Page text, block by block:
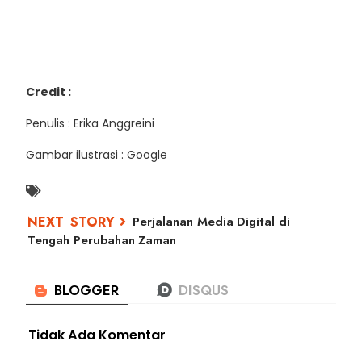
Credit :
Penulis : Erika Anggreini
Gambar ilustrasi : Google
Perjalanan Media Digital di
Tengah Perubahan Zaman
Tidak Ada Komentar